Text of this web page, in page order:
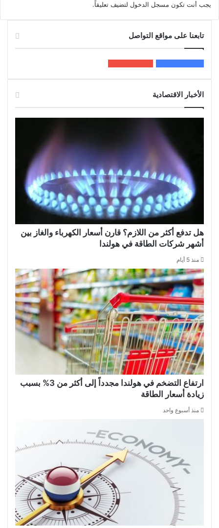
يجب أنت تكون مسجل الدخول لتضيف تعليقاً.
تابعنا على مواقع التواصل
الأخبار الاقتصادية
هل تدفع أكثر من اللازم؟ قارن أسعار الكهرباء والغاز بين
أشهر شركات الطاقة في هولندا
منذ 5 أيام
ارتفاع التضخم في هولندا مجدداً إلى أكثر من 3% بسبب
زيادة أسعار الطاقة
منذ أسبوع واحد